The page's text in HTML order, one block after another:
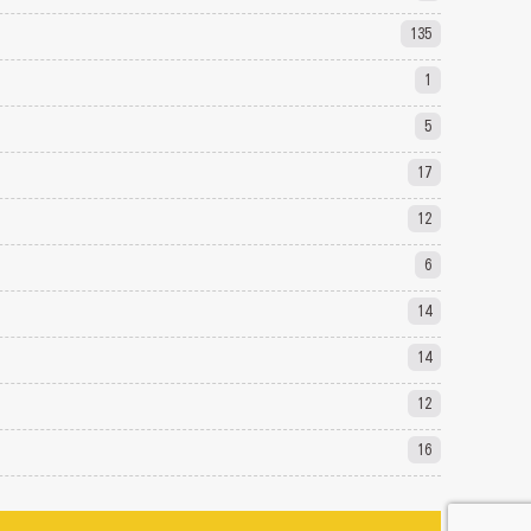
135
1
5
17
12
6
14
14
12
16